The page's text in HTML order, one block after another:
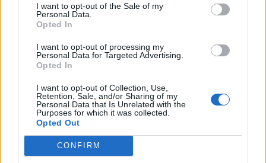
I want to opt-out of the Sale of my
Personal Data.
Opted In
I want to opt-out of processing my
Personal Data for Targeted Advertising.
Opted In
I want to opt-out of Collection, Use,
Retention, Sale, and/or Sharing of my
Personal Data that Is Unrelated with the
Purposes for which it was collected.
Opted Out
CONFIRM